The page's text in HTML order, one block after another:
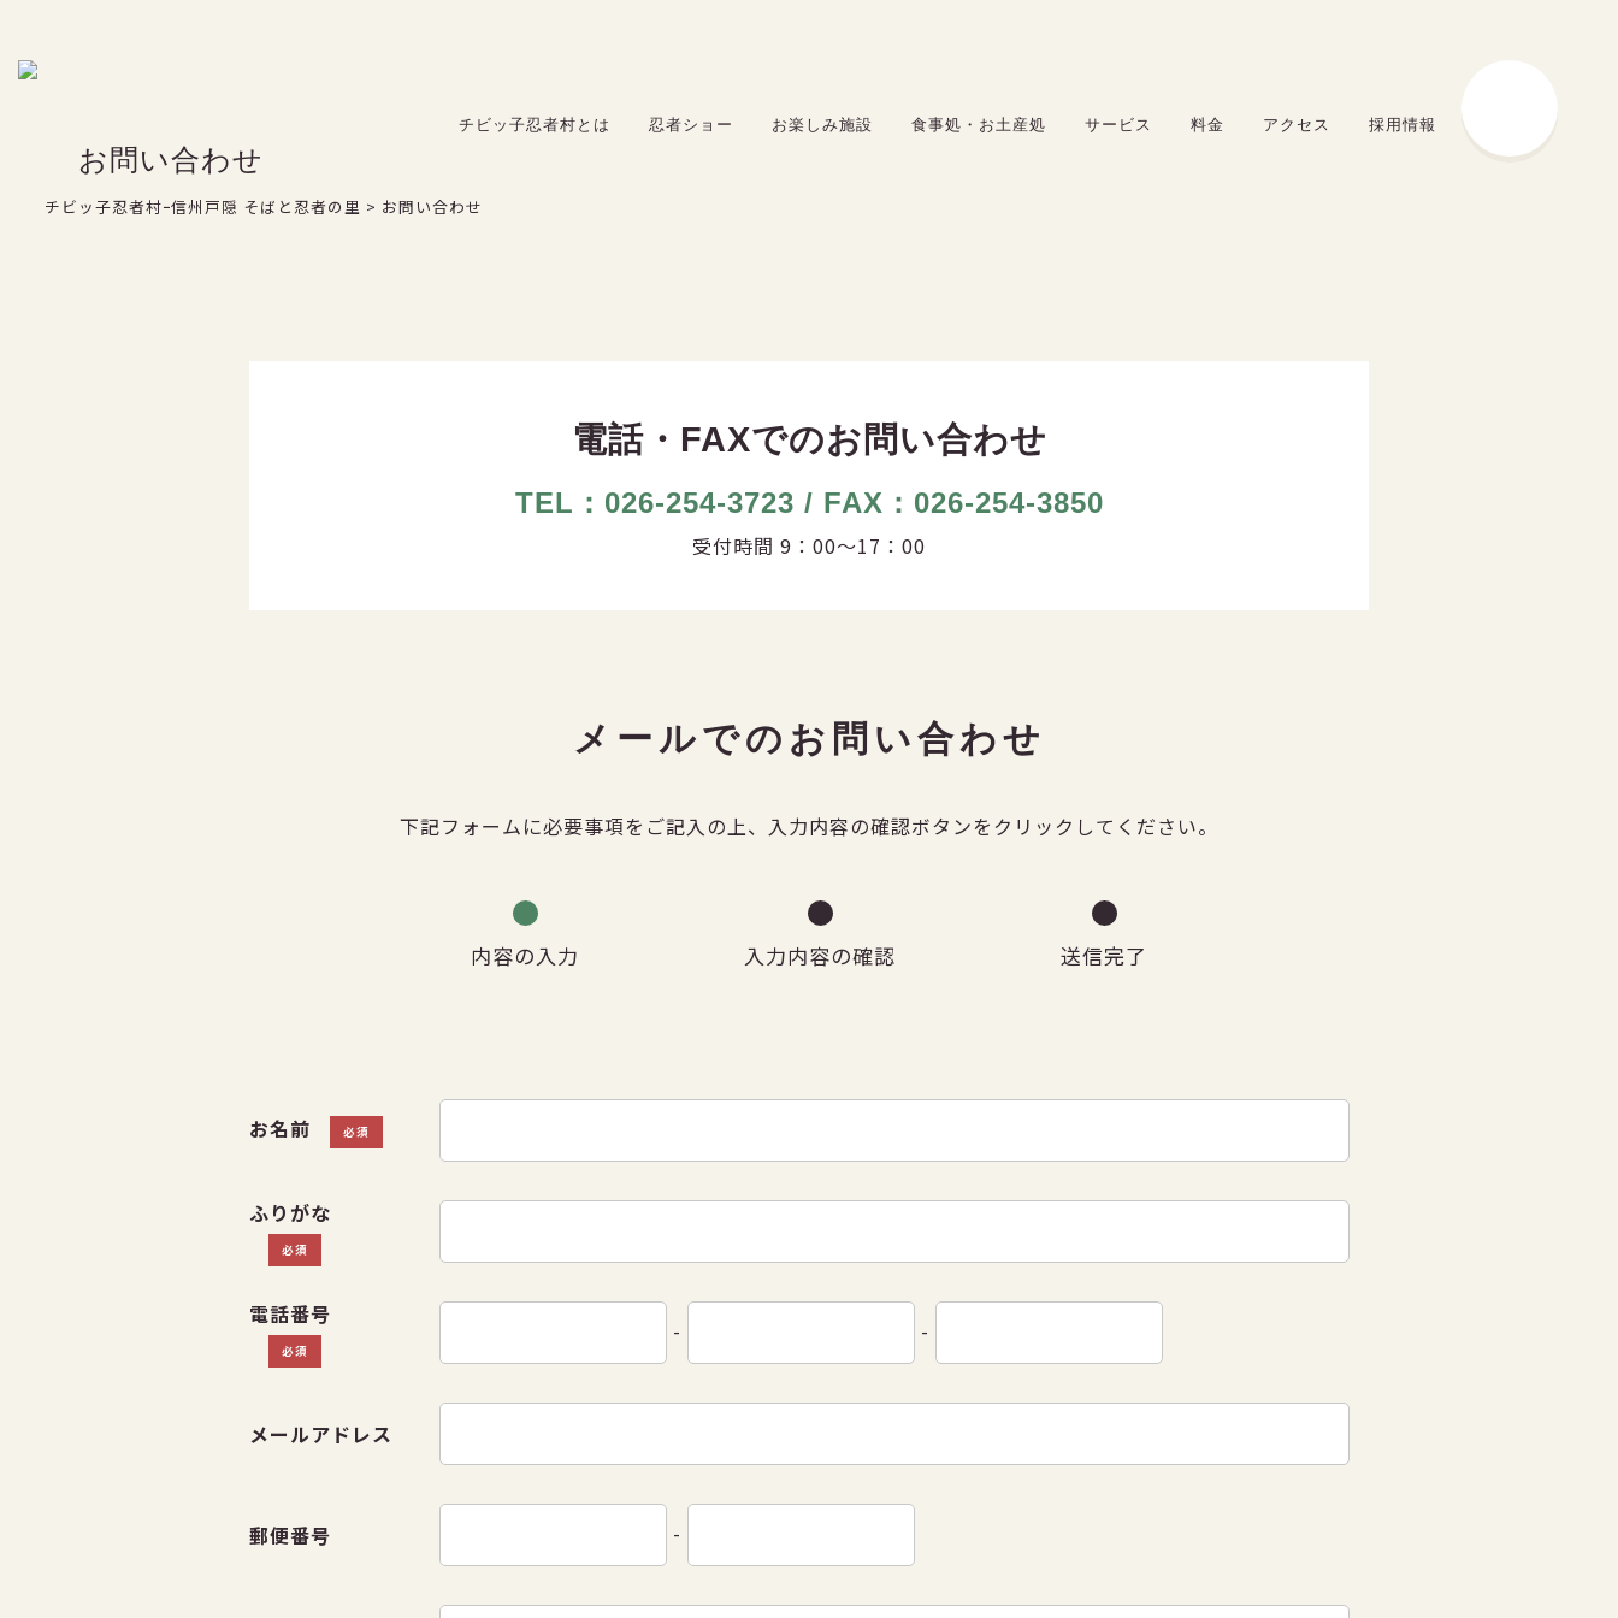
チビッ子忍者村とは 忍者ショー お楽しみ施設 食事処・お土産処 サービス 料金 アクセス 採用情報
お問い合わせ
サービス
お問い合わせ
チビッ子忍者村ｰ信州戸隠 そばと忍者の里 > お問い合わせ
電話・FAXでのお問い合わせ
TEL：026-254-3723 / FAX：026-254-3850
受付時間 9：00～17：00
メールでのお問い合わせ
下記フォームに必要事項をご記入の上、入力内容の確認ボタンをクリックしてください。
内容の入力 入力内容の確認 送信完了
お名前 必須
ふりがな
必須
電話番号
必須
- -
メールアドレス
郵便番号 -